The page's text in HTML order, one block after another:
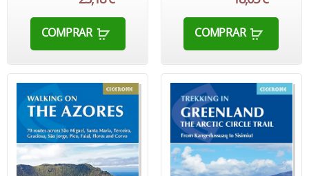
COMPRAR COMPRAR